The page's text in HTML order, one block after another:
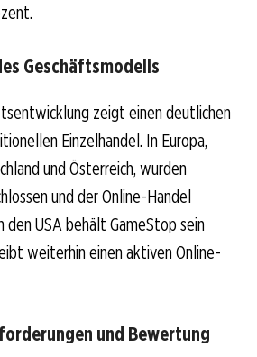
Geschäftsmodells
zeigt einen deutlichen
Einzelhandel. In Europa,
und Österreich, wurden
und der Online-Handel
USA behält GameStop sein
weiterhin einen aktiven Online-
und Bewertung